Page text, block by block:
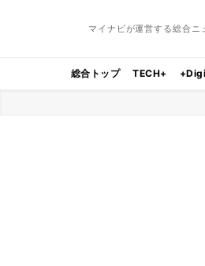
マイナビが運営する総合ニ
総合トップ TECH+